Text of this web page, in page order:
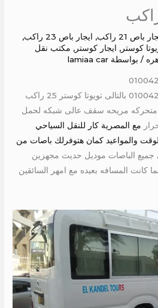
باص 21 راكب , ايجار باص 23 راكب
,
كوستر, ايجار كوستر, مكتب نقل
/ بواسطة lamiaa car
ايجار باص 25 راكب 01004230753 بالتالى تويوتا كوستر 25 راكب
مريحه سقف عالى شبكه لحمل
مع المصرية كار للنقل السياحي
والمواعيد كمان هتوفرلك باصات من
جميع الباصات موديل حديث مجهزين
كانت المسافه بعيده مع امهر السائقين